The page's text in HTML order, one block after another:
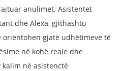
anulimet. Asistentët
dhe Alexa, gjithashtu
gjatë udhëtimeve të
në kohë reale dhe
në asistenctë